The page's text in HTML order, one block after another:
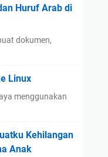
Huruf Arab di
dokumen,
Linux
menggunakan
Kehilangan
Anak